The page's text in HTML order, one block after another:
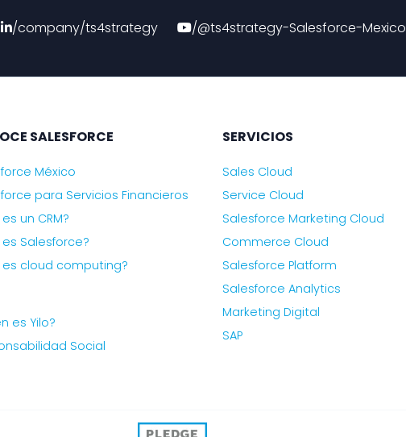
/company/ts4strategy /@ts4strategy-Salesforce-Mexico
SALESFORCE
México
para Servicios Financieros
un CRM?
es Salesforce?
es cloud computing?
es Yilo?
Social
SERVICIOS
Sales Cloud
Service Cloud
Salesforce Marketing Cloud
Commerce Cloud
Salesforce Platform
Salesforce Analytics
Marketing Digital
SAP